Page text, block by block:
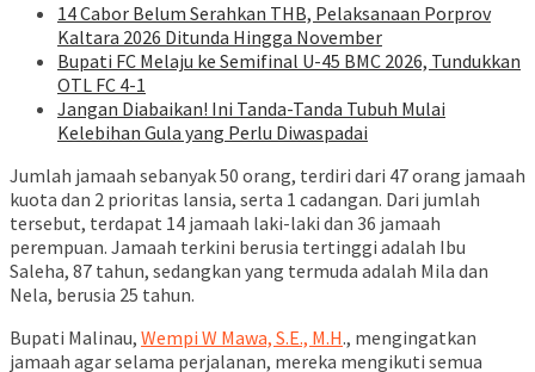
14 Cabor Belum Serahkan THB, Pelaksanaan Porprov
Kaltara 2026 Ditunda Hingga November
Bupati FC Melaju ke Semifinal U-45 BMC 2026, Tundukkan
OTL FC 4-1
Jangan Diabaikan! Ini Tanda-Tanda Tubuh Mulai
Kelebihan Gula yang Perlu Diwaspadai
Jumlah jamaah sebanyak 50 orang, terdiri dari 47 orang jamaah
kuota dan 2 prioritas lansia, serta 1 cadangan. Dari jumlah
tersebut, terdapat 14 jamaah laki-laki dan 36 jamaah
perempuan. Jamaah terkini berusia tertinggi adalah Ibu
Saleha, 87 tahun, sedangkan yang termuda adalah Mila dan
Nela, berusia 25 tahun.
Bupati Malinau, Wempi W Mawa, S.E., M.H., mengingatkan
jamaah agar selama perjalanan, mereka mengikuti semua